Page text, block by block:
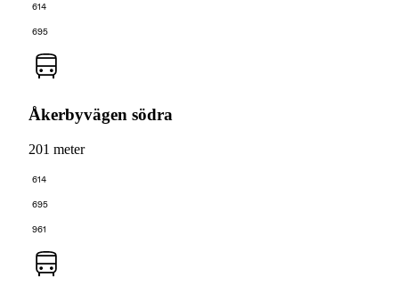
614
695
Åkerbyvägen södra
201 meter
614
695
961